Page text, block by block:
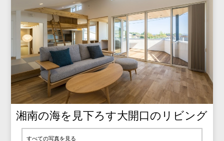
湘南の海を見下ろす大開口のリビング
すべての写真を見る